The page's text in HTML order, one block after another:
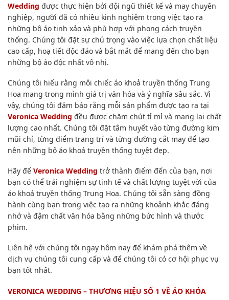
Wedding được thực hiện bởi đội ngũ thiết kế và may chuyên
nghiệp, người đã có nhiều kinh nghiệm trong việc tạo ra
những bộ áo tinh xảo và phù hợp với phong cách truyền
thống. Chúng tôi đặt sự chú trọng vào việc lựa chọn chất liệu
cao cấp, hoạ tiết độc đáo và bắt mắt để mang đến cho bạn
những bộ áo độc nhất vô nhị.
Chúng tôi hiểu rằng mỗi chiếc áo khoả truyền thống Trung
Hoa mang trong mình giá trị văn hóa và ý nghĩa sâu sắc. Vì
vậy, chúng tôi đảm bảo rằng mỗi sản phẩm được tạo ra tại
Veronica Wedding đều được chăm chút tỉ mỉ và mang lại chất
lượng cao nhất. Chúng tôi đặt tâm huyết vào từng đường kim
mũi chỉ, từng điểm trang trí và từng đường cắt may để tạo
nên những bộ áo khoả truyền thống tuyệt đẹp.
Hãy để Veronica Wedding trở thành điểm đến của bạn, nơi
bạn có thể trải nghiệm sự tinh tế và chất lượng tuyệt vời của
áo khoả truyền thống Trung Hoa. Chúng tôi sẵn sàng đồng
hành cùng bạn trong việc tạo ra những khoảnh khắc đáng
nhớ và đậm chất văn hóa bằng những bức hình và thước
phim.
Liên hệ với chúng tôi ngay hôm nay để khám phá thêm về
dịch vụ chúng tôi cung cấp và để chúng tôi có cơ hội phục vụ
bạn tốt nhất.
VERONICA WEDDING – THƯƠNG HIỆU SỐ 1 VỀ ÁO KHỎA